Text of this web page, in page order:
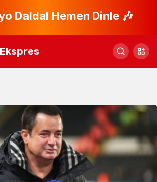
Daldal Hemen Dinle 🎶